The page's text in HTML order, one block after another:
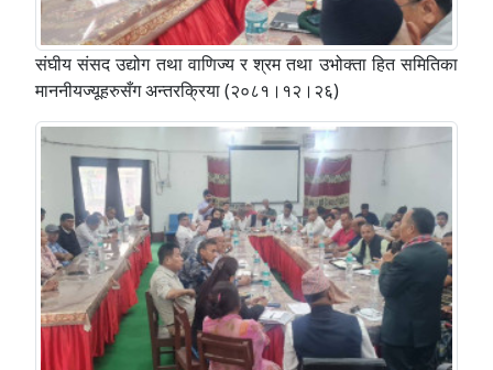
संघीय संसद उद्योग तथा वाणिज्य र श्रम तथा उभोक्ता हित समितिका
माननीयज्यूहरुसँग अन्तरक्रिया (२०८१।१२।२६)